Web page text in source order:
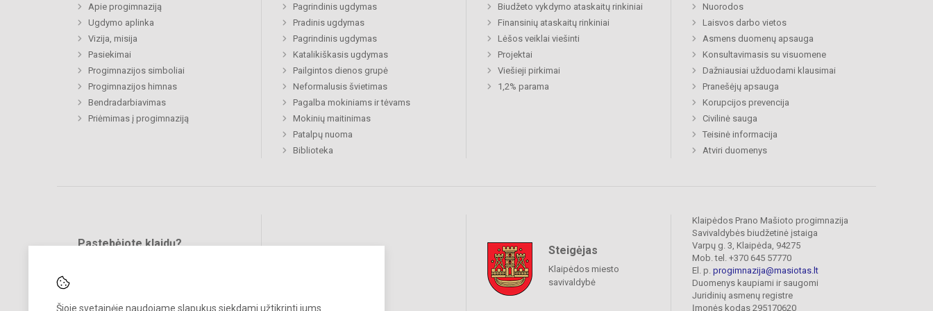
Šioje svetainėje naudojame slapukus siekdami užtikrinti jums
Apie progimnaziją
Ugdymo aplinka
Vizija, misija
Pasiekimai
Progimnazijos simboliai
Progimnazijos himnas
Bendradarbiavimas
Priėmimas į progimnaziją
Pagrindinis ugdymas
Pradinis ugdymas
Pagrindinis ugdymas
Katalikiškasis ugdymas
Pailgintos dienos grupė
Neformalusis švietimas
Pagalba mokiniams ir tėvams
Mokinių maitinimas
Patalpų nuoma
Biblioteka
Biudžeto vykdymo ataskaitų rinkiniai
Finansinių ataskaitų rinkiniai
Lėšos veiklai viešinti
Projektai
Viešieji pirkimai
1,2% parama
Nuorodos
Laisvos darbo vietos
Asmens duomenų apsauga
Konsultavimasis su visuomene
Dažniausiai užduodami klausimai
Pranešėjų apsauga
Korupcijos prevencija
Civilinė sauga
Teisinė informacija
Atviri duomenys
Pastebėjote klaidų?
Steigėjas
Klaipėdos miesto
savivaldybė
Klaipėdos Prano Mašioto progimnazija
Savivaldybės biudžetinė įstaiga
Varpų g. 3, Klaipėda, 94275
Mob. tel. +370 645 57770
El. p. progimnazija@masiotas.lt
Duomenys kaupiami ir saugomi
Juridinių asmenų registre
Įmonės kodas 295170620